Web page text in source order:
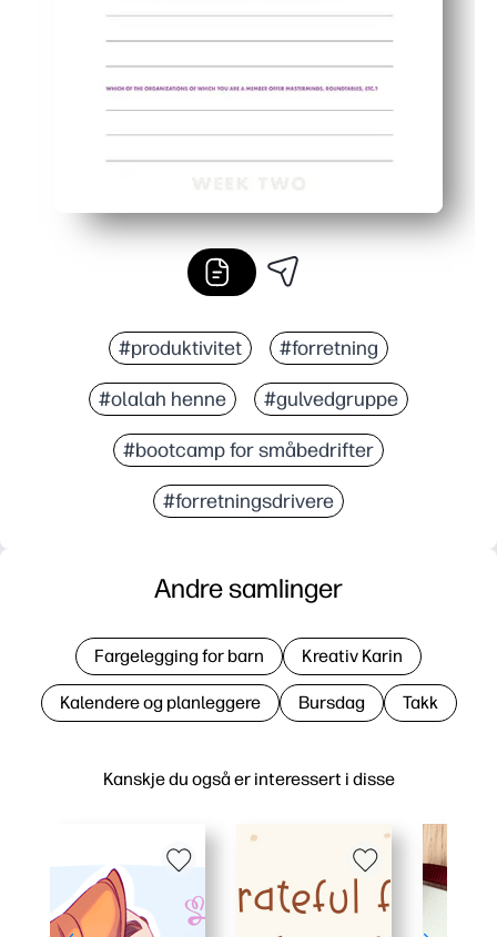
#produktivitet #forretning
#olalah henne #gulvedgruppe
#bootcamp for småbedrifter
#forretningsdrivere
Kanskje du også er interessert i disse
Andre samlinger
Fargelegging for barn Kreativ Karin
Kalendere og planleggere Bursdag Takk